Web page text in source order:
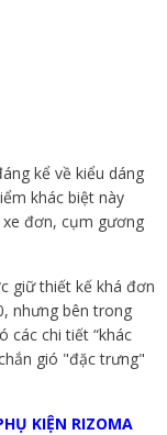
kể về kiểu dáng
khác biệt này
đơn, cụm gương
giữ thiết kế khá đơn
nhưng bên trong
các chi tiết “khác
gió "đặc trưng"
KIỆN RIZOMA